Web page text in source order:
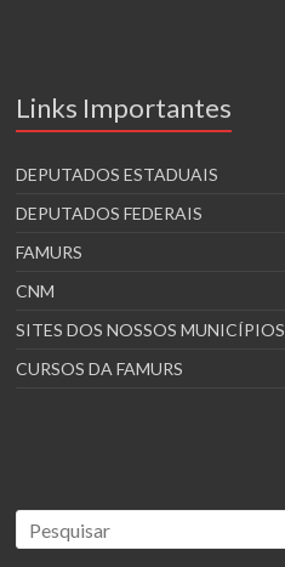
Links Importantes
DEPUTADOS ESTADUAIS
DEPUTADOS FEDERAIS
FAMURS
CNM
SITES DOS NOSSOS MUNICÍPIOS
CURSOS DA FAMURS